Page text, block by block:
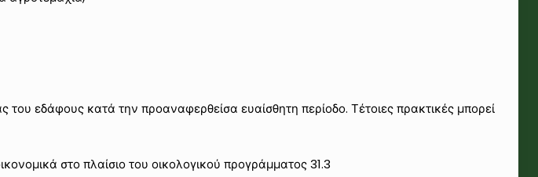
εδάφους κατά την προαναφερθείσα ευαίσθητη περίοδο. Τέτοιες πρακτικές μπορεί
στο πλαίσιο του οικολογικού προγράμματος 31.3